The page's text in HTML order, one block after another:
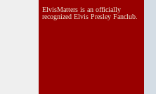
ElvisMatters is an officially
recognized Elvis Presley Fanclub.